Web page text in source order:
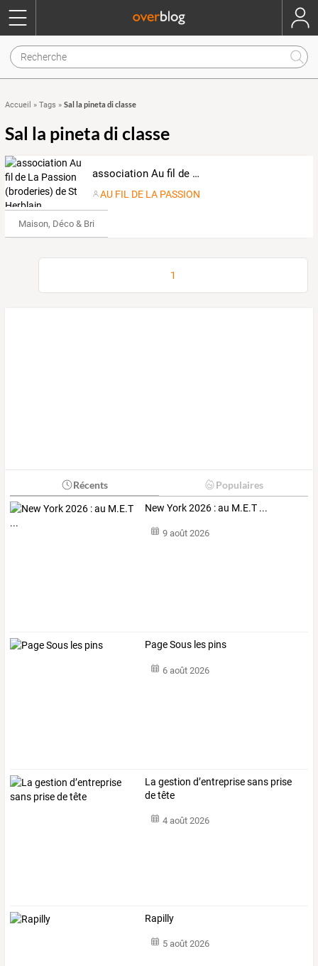
Accueil » Tags » Sal la pineta di classe
Sal la pineta di classe
association Au fil de La Passion (broderies) de St Herblain
AU FIL DE LA PASSION
Maison, Déco & Bricolage
1
Récents Populaires
New York 2026 : au M.E.T ...
9 août 2026
Page Sous les pins
6 août 2026
La gestion d’entreprise sans prise
de tête
4 août 2026
Rapilly
5 août 2026